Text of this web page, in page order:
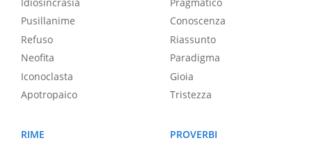
Pusillanime
Refuso
Neofita
Iconoclasta
Apotropaico
Conoscenza
Riassunto
Paradigma
Gioia
Tristezza
RIME
PROVERBI